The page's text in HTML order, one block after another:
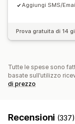
Aggiungi SMS/
Prova gratuita di 14
Tutte le spese sono
basate sull’utilizzo
di prezzo
Recensioni (337)